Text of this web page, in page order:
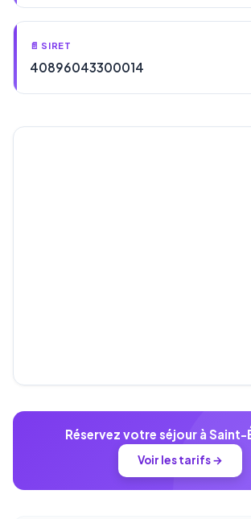
📄 SIRET
40896043300014
Réservez votre séjour à Saint-
Voir les tarifs →